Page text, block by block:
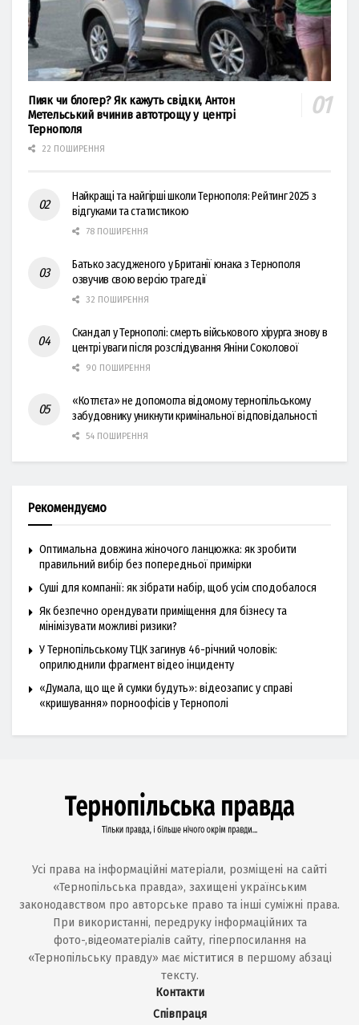
Пияк чи блогер? Як кажуть свідки, Антон
Метельський вчинив автотрощу у центрі
Тернополя
22 ПОШИРЕННЯ
Найкращі та найгірші школи Тернополя: Рейтинг 2025 з
відгуками та статистикою
78 ПОШИРЕННЯ
Батько засудженого у Британії юнака з Тернополя
озвучив свою версію трагедії
32 ПОШИРЕННЯ
Скандал у Тернополі: смерть військового хірурга знову в
центрі уваги після розслідування Яніни Соколової
90 ПОШИРЕННЯ
«Котлєта» не допомогла відомому тернопільському
забудовнику уникнути кримінальної відповідальності
54 ПОШИРЕННЯ
Рекомендуємо
Оптимальна довжина жіночого ланцюжка: як зробити
правильний вибір без попередньої примірки
Суші для компанії: як зібрати набір, щоб усім сподобалося
Як безпечно орендувати приміщення для бізнесу та
мінімізувати можливі ризики?
У Тернопільському ТЦК загинув 46-річний чоловік:
оприлюднили фрагмент відео інциденту
«Думала, що ще й сумки будуть»: відеозапис у справі
«кришування» порноофісів у Тернополі
Усі права на інформаційні матеріали, розміщені на сайті
«Тернопільська правда», захищені українським
законодавством про авторське право та інші суміжні права.
При використанні, передруку інформаційних та
фото-,відеоматеріалів сайту, гіперпосилання на
«Тернопільську правду» має міститися в першому абзаці
тексту.
Контакти
Співпраця